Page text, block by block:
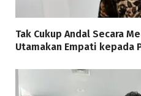
Tak Cukup Andal Secara
Utamakan Empati kepada